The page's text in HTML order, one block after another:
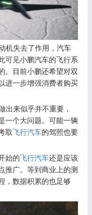
机失去了作用，汽车
可见小鹏汽车的飞行系
。目前小鹏还希望对双
进一步增强消费者购买
出来似乎并不重要，
一个大问题。可能一辆
取飞行汽车的驾照也要
始的飞行汽车还是应该
推广。等到商业上的测
，数据积累的也足够